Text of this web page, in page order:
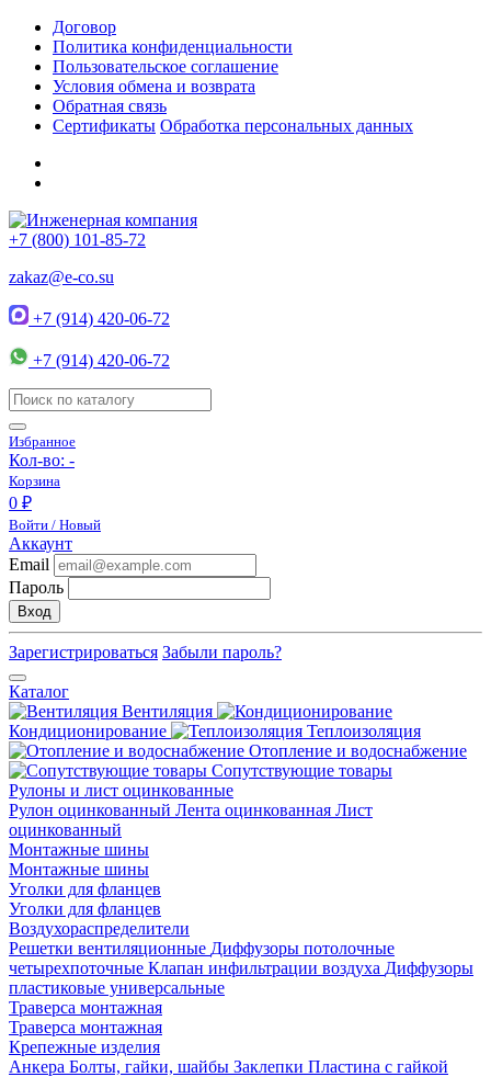
Договор
Политика конфиденциальности
Пользовательское соглашение
Условия обмена и возврата
Обратная связь
Сертификаты Обработка персональных данных
+7 (800) 101-85-72
zakaz@e-co.su
+7 (914) 420-06-72
+7 (914) 420-06-72
Избранное
Кол-во: -
Корзина
0 ₽
Войти / Новый
Аккаунт
Email
Пароль
Вход
Зарегистрироваться Забыли пароль?
Каталог
Вентиляция
Кондиционирование
Теплоизоляция
Отопление и водоснабжение
Сопутствующие товары
Рулоны и лист оцинкованные
Рулон оцинкованный Лента оцинкованная Лист
оцинкованный
Монтажные шины
Монтажные шины
Уголки для фланцев
Уголки для фланцев
Воздухораспределители
Решетки вентиляционные Диффузоры потолочные
четырехпоточные Клапан инфильтрации воздуха Диффузоры
пластиковые универсальные
Траверса монтажная
Траверса монтажная
Крепежные изделия
Анкера Болты, гайки, шайбы Заклепки Пластина с гайкой